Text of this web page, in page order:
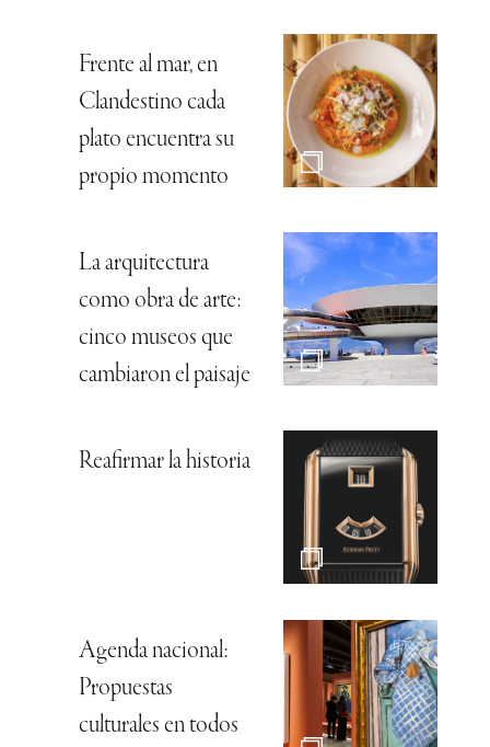
Frente al mar, en
Clandestino cada
plato encuentra su
propio momento
La arquitectura
como obra de arte:
cinco museos que
cambiaron el paisaje
Reafirmar la historia
Agenda nacional:
Propuestas
culturales en todos